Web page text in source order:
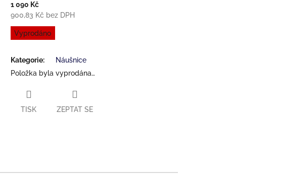
1 090 Kč
900,83 Kč bez DPH
Měrná
cena:
Vyprodáno
Kategorie:
Náušnice
Položka byla vyprodána…
TISK ZEPTAT SE